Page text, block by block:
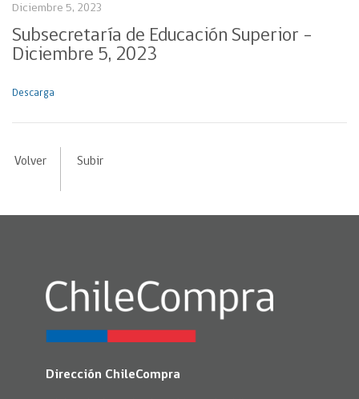
Diciembre 5, 2023
Subsecretaría de Educación Superior –
Diciembre 5, 2023
Descarga
Volver Subir
Dirección ChileCompra